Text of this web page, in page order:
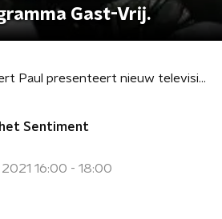
Gast-Vrij.
Robert Paul presenteert nieuw televisieprogramma Gast-Vrij.
Sentiment
16:00 - 18:00